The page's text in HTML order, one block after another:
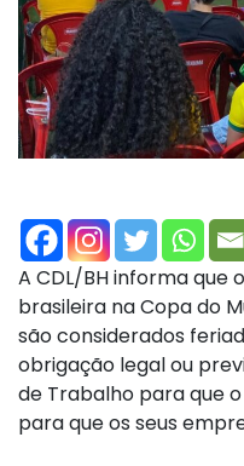
A CDL/BH informa que
brasileira na Copa do
são considerados
obrigação legal ou
de Trabalho para que
para que os seus